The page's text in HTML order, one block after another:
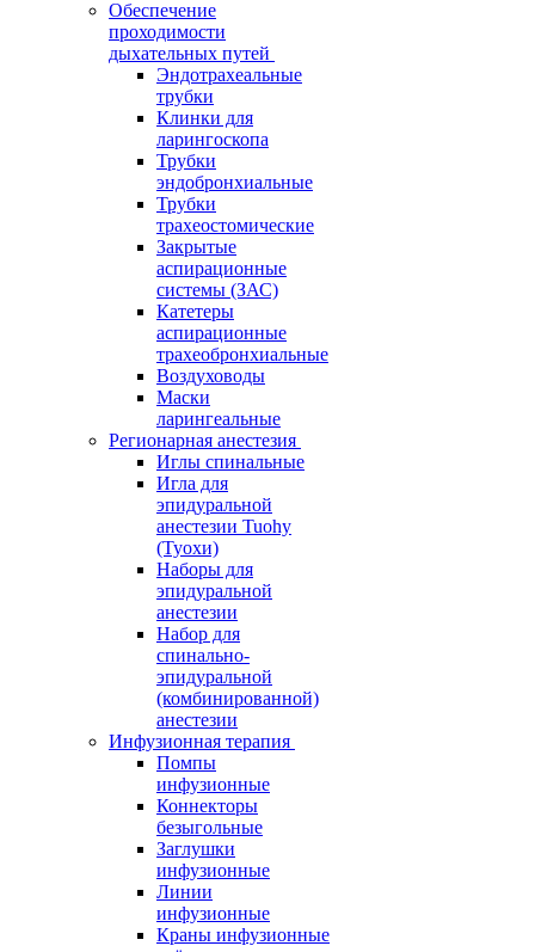
Обеспечение
проходимости
дыхательных путей
Эндотрахеальные
трубки
Клинки для
ларингоскопа
Трубки
эндобронхиальные
Трубки
трахеостомические
Закрытые
аспирационные
системы (ЗАС)
Катетеры
аспирационные
трахеобронхиальные
Воздуховоды
Маски
ларингеальные
Регионарная анестезия
Иглы спинальные
Игла для
эпидуральной
анестезии Tuohy
(Туохи)
Наборы для
эпидуральной
анестезии
Набор для
спинально-
эпидуральной
(комбинированной)
анестезии
Инфузионная терапия
Помпы
инфузионные
Коннекторы
безыгольные
Заглушки
инфузионные
Линии
инфузионные
Краны инфузионные